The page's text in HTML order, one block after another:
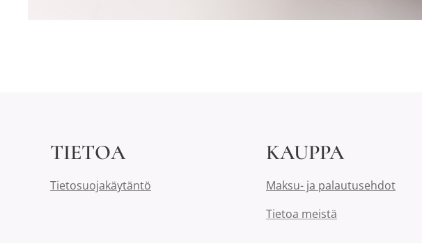
TIETOA
Tietosuojakäytäntö
KAUPPA
Maksu- ja palautusehdot
Tietoa meistä